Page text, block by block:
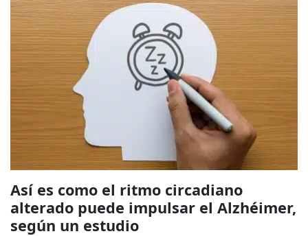
Así es como el ritmo circadiano
alterado puede impulsar el Alzhéimer,
según un estudio